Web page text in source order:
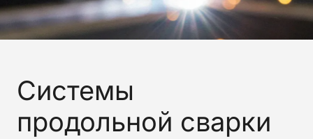
Системы
продольной сварки